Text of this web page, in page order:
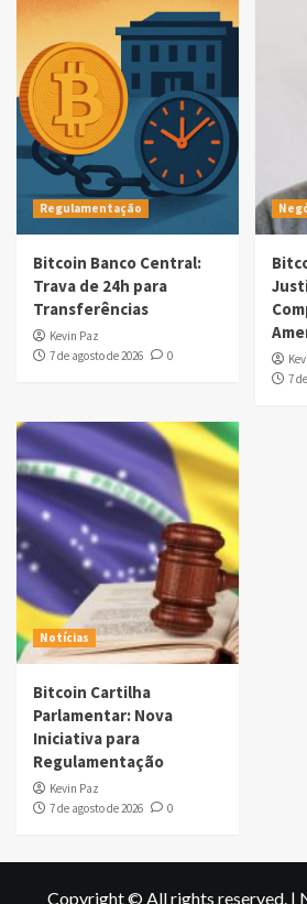
Regulamentação
Bitcoin Banco Central:
Trava de 24h para
Transferências
Kevin Paz
7 de agosto de 2026
0
7
Notícias
Bitcoin Cartilha
Parlamentar: Nova
Iniciativa para
Regulamentação
Kevin Paz
7 de agosto de 2026
0
Copyright © All rights reserved. |